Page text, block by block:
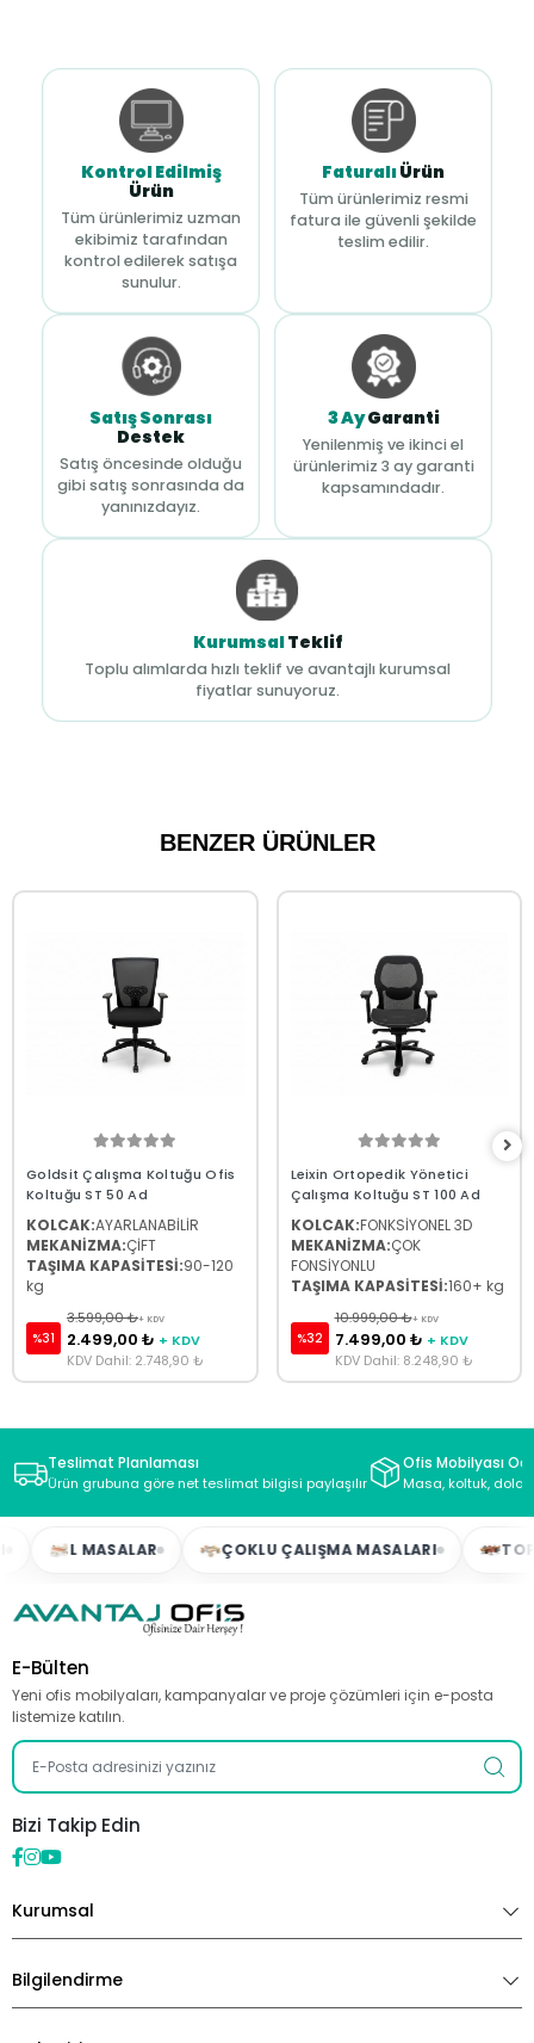
Kontrol Edilmiş
Ürün
Tüm ürünlerimiz uzman
ekibimiz tarafından
kontrol edilerek satışa
sunulur.
FaturalıÜrün
Tüm ürünlerimiz resmi
fatura ile güvenli şekilde
teslim edilir.
Satış Sonrası
Destek
Satış öncesinde olduğu
gibi satış sonrasında da
yanınızdayız.
3 AyGaranti
Yenilenmiş ve ikinci el
ürünlerimiz 3 ay garanti
kapsamındadır.
KurumsalTeklif
Toplu alımlarda hızlı teklif ve avantajlı kurumsal
fiyatlar sunuyoruz.
BENZER ÜRÜNLER
Goldsit Çalışma Koltuğu Ofis
Koltuğu ST 50 Ad
KOLCAK:AYARLANABİLİR
MEKANİZMA:ÇİFT
TAŞIMA KAPASİTESİ:90-120
kg
%31
3.599,00 ₺+ KDV
2.499,00 ₺ + KDV
KDV Dahil: 2.748,90 ₺
Leixin Ortopedik Yönetici
Çalışma Koltuğu ST 100 Ad
KOLCAK:FONKSİYONEL 3D
MEKANİZMA:ÇOK
FONSİYONLU
TAŞIMA KAPASİTESİ:160+ kg
%32
10.999,00 ₺+ KDV
7.499,00 ₺ + KDV
KDV Dahil: 8.248,90 ₺
Teslimat Planlaması
Ürün grubuna göre net teslimat bilgisi paylaşılır
Ofis Mobilyası
Masa, koltuk,
L MASALAR ÇOKLU ÇALIŞMA MASALARI
E-Bülten
Yeni ofis mobilyaları, kampanyalar ve proje çözümleri için e-posta
listemize katılın.
Bizi Takip Edin
Kurumsal
Bilgilendirme